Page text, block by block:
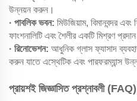
উন্নয়ন করুন।
· পাবলিক ভবন: মিউজিয়াম, বিমানবন্দর
ফাংশনালিটি এবং শৈলীর একটি মিশ্রণ
· রিনোভেশন: আধুনিক গ্লাস ফ্যাসাদ
করুন যাতে এস্থেটিক এবং পারফরম্যান্স
প্রায়শই জিজ্ঞাসিত প্রশ্নাবলী